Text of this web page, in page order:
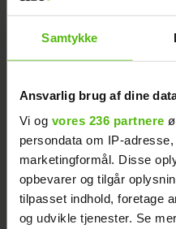
Samtykke
Ansvarlig brug af dine
Vi og vores 236 partnere
persondata om IP-
marketingformål. Disse
opbevarer og tilgår
tilpasset indhold, foretage
og udvikle tjenester. Se
Natasha Brock mødte